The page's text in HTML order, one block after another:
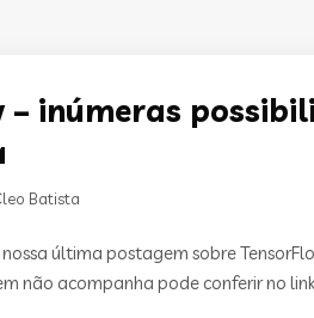
– inúmeras
Batista
última postagem sobre
não acompanha pode conferir no